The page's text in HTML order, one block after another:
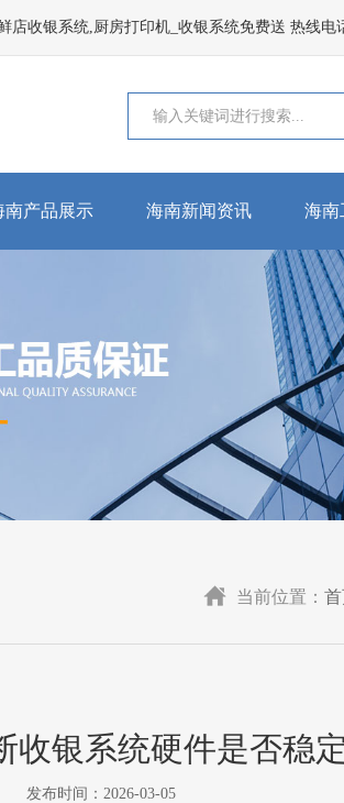
收银系统,厨房打印机_收银系统免费送 热线电
南产品展示 海南新闻资讯 海南
当前位置：
收银系统硬件是否稳
发布时间：2026-03-05